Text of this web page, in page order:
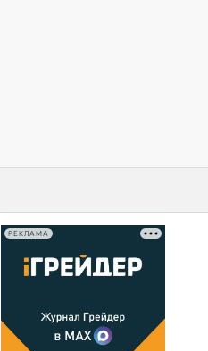
РЕКЛАМА